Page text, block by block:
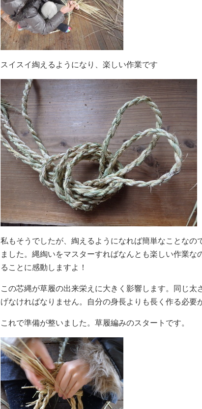
スイスイ綯えるようになり、楽しい作業です
私もそうでしたが、綯えるようになれば簡単なことな
ました。縄綯いをマスターすればなんとも楽しい作業
ることに感動しますよ！
この芯縄が草履の出来栄えに大きく影響します。同じ
げなければなりません。自分の身長よりも長く作る必要
これで準備が整いました。草履編みのスタートです。